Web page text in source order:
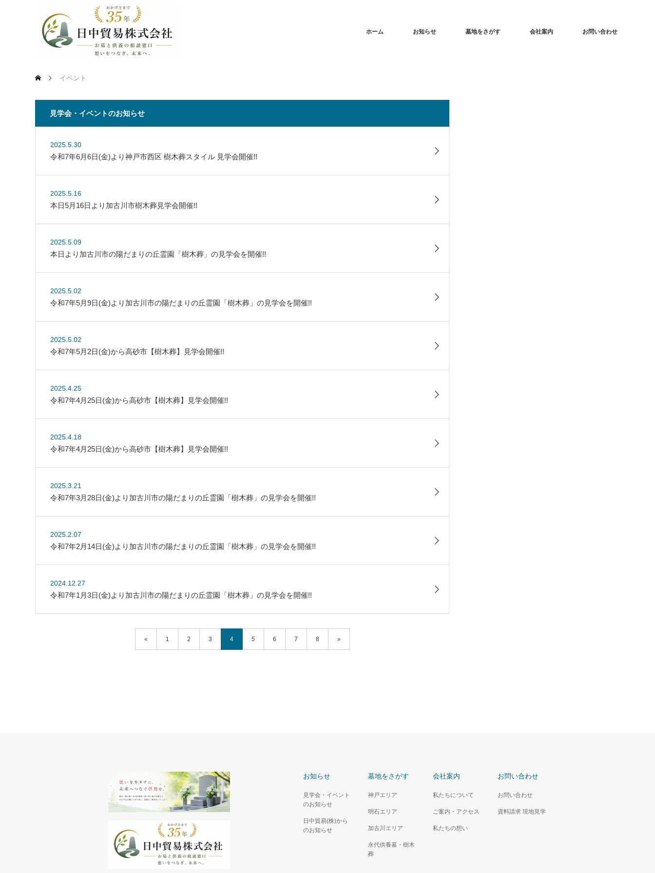
ホーム お知らせ 墓地をさがす 会社案内 お問い合わせ
イベント
見学会・イベントのお知らせ
2025.5.30
令和7年6月6日(金)より神戸市西区 樹木葬スタイル 見学会開催!!
2025.5.16
本日5月16日より加古川市樹木葬見学会開催!!
2025.5.09
本日より加古川市の陽だまりの丘霊園「樹木葬」の見学会を開催!!
2025.5.02
令和7年5月9日(金)より加古川市の陽だまりの丘霊園「樹木葬」の見学会を開催!!
2025.5.02
令和7年5月2日(金)から高砂市【樹木葬】見学会開催!!
2025.4.25
令和7年4月25日(金)から高砂市【樹木葬】見学会開催!!
2025.4.18
令和7年4月25日(金)から高砂市【樹木葬】見学会開催!!
2025.3.21
令和7年3月28日(金)より加古川市の陽だまりの丘霊園「樹木葬」の見学会を開催!!
2025.2.07
令和7年2月14日(金)より加古川市の陽だまりの丘霊園「樹木葬」の見学会を開催!!
2024.12.27
令和7年1月3日(金)より加古川市の陽だまりの丘霊園「樹木葬」の見学会を開催!!
« 1 2 3 4 5 6 7 8 »
お知らせ
見学会・イベント
のお知らせ
日中貿易(株)から
のお知らせ
墓地をさがす
神戸エリア
明石エリア
加古川エリア
永代供養墓・樹木
葬
会社案内
私たちについて
ご案内・アクセス
私たちの想い
お問い合わせ
お問い合わせ
資料請求 現地見学